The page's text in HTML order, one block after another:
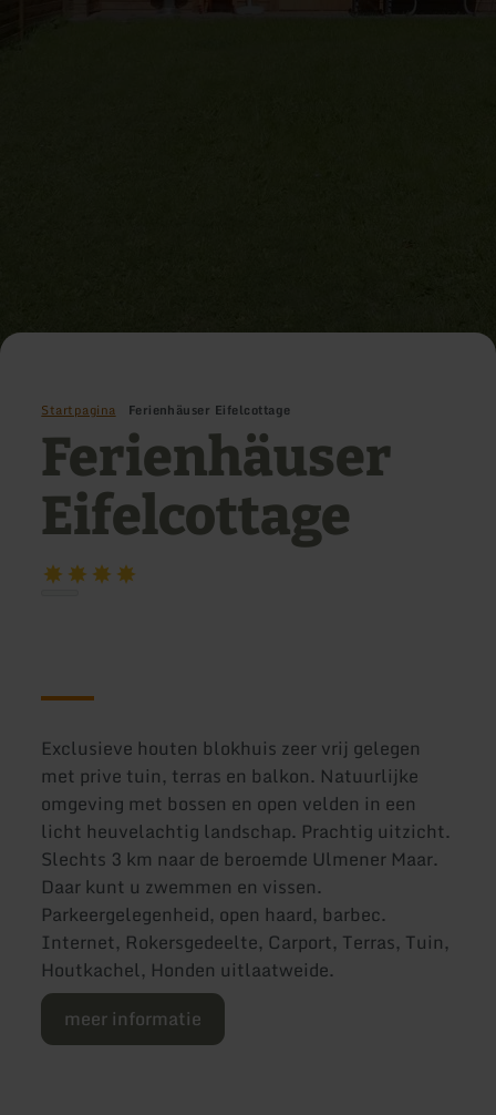
Startpagina Ferienhäuser Eifelcottage
Ferienhäuser
Eifelcottage
Exclusieve houten blokhuis zeer vrij gelegen
met prive tuin, terras en balkon. Natuurlijke
omgeving met bossen en open velden in een
licht heuvelachtig landschap. Prachtig uitzicht.
Slechts 3 km naar de beroemde Ulmener Maar.
Daar kunt u zwemmen en vissen.
Parkeergelegenheid, open haard, barbec.
Internet, Rokersgedeelte, Carport, Terras, Tuin,
Houtkachel, Honden uitlaatweide.
meer informatie